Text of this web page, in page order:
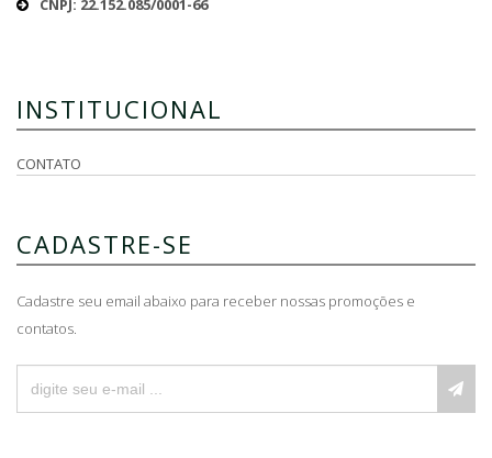
CNPJ: 22.152.085/0001-66
INSTITUCIONAL
CONTATO
CADASTRE-SE
Cadastre seu email abaixo para receber nossas promoções e
contatos.